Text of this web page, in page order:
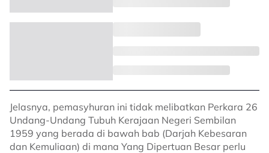
Jelasnya, pemasyhuran ini tidak melibatkan Perkara 26
Undang-Undang Tubuh Kerajaan Negeri Sembilan
1959 yang berada di bawah bab (Darjah Kebesaran
dan Kemuliaan) di mana Yang Dipertuan Besar perlu